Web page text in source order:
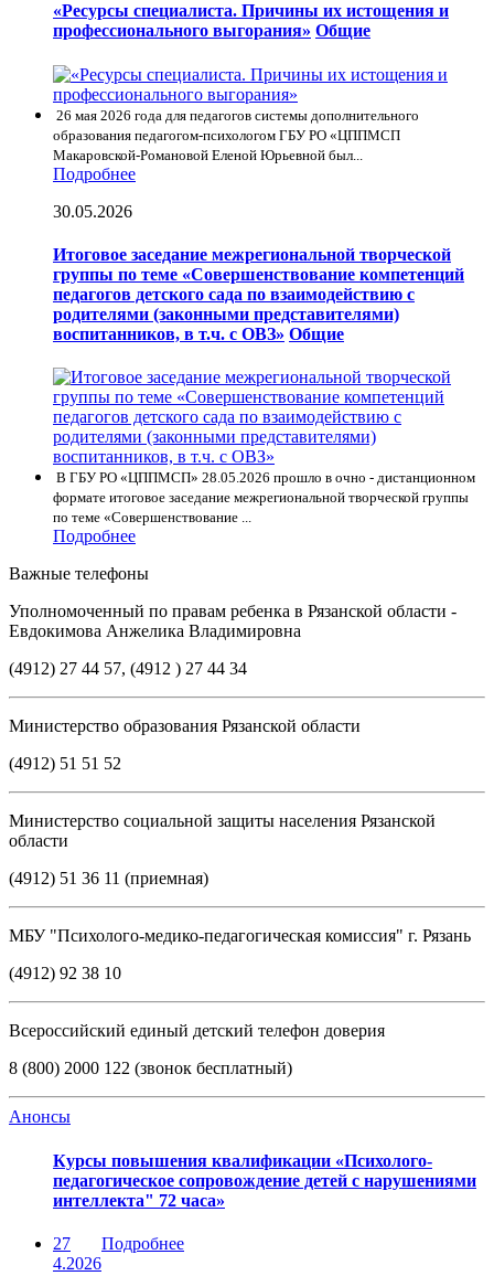
«Ресурсы специалиста. Причины их истощения и
профессионального выгорания» Общие
26 мая 2026 года для педагогов системы дополнительного
образования педагогом-психологом ГБУ РО «ЦППМСП
Макаровской-Романовой Еленой Юрьевной был...
Подробнее
30.05.2026
Итоговое заседание межрегиональной творческой
группы по теме «Совершенствование компетенций
педагогов детского сада по взаимодействию с
родителями (законными представителями)
воспитанников, в т.ч. с ОВЗ» Общие
В ГБУ РО «ЦППМСП» 28.05.2026 прошло в очно - дистанционном
формате итоговое заседание межрегиональной творческой группы
по теме «Совершенствование ...
Подробнее
Важные телефоны
Уполномоченный по правам ребенка в Рязанской области -
Евдокимова Анжелика Владимировна
(4912) 27 44 57, (4912 ) 27 44 34
Министерство образования Рязанской области
(4912) 51 51 52
Министерство социальной защиты населения Рязанской
области
(4912) 51 36 11 (приемная)
МБУ "Психолого-медико-педагогическая комиссия" г. Рязань
(4912) 92 38 10
Всероссийский единый детский телефон доверия
8 (800) 2000 122 (звонок бесплатный)
Анонсы
Курсы повышения квалификации «Психолого-
педагогическое сопровождение детей с нарушениями
интеллекта" 72 часа»
27
4.2026
Подробнее